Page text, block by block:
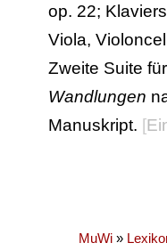
op. 22;
Viola,
Zweite Suite
Wandlungen
Manuskript. [
MuWi »